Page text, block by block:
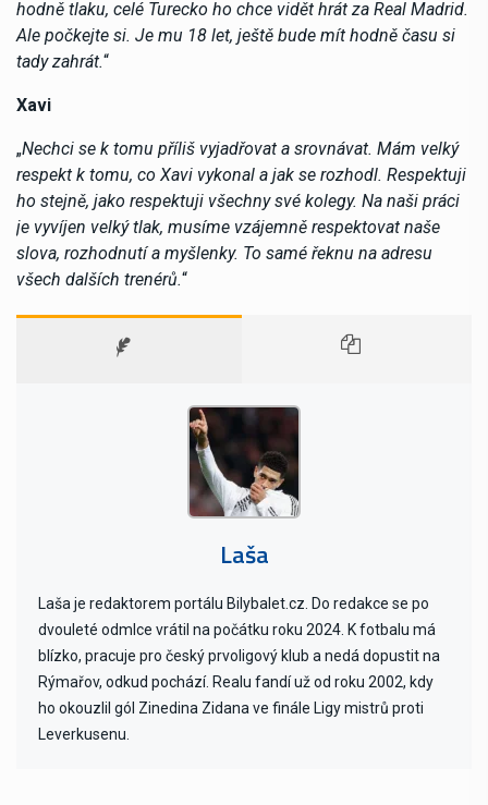
hodně tlaku, celé Turecko ho chce vidět hrát za Real Madrid.
Ale počkejte si. Je mu 18 let, ještě bude mít hodně času si
tady zahrát.“
Xavi
„Nechci se k tomu příliš vyjadřovat a srovnávat. Mám velký
respekt k tomu, co Xavi vykonal a jak se rozhodl. Respektuji
ho stejně, jako respektuji všechny své kolegy. Na naši práci
je vyvíjen velký tlak, musíme vzájemně respektovat naše
slova, rozhodnutí a myšlenky. To samé řeknu na adresu
všech dalších trenérů.“
Laša
Laša je redaktorem portálu Bilybalet.cz. Do redakce se po
dvouleté odmlce vrátil na počátku roku 2024. K fotbalu má
blízko, pracuje pro český prvoligový klub a nedá dopustit na
Rýmařov, odkud pochází. Realu fandí už od roku 2002, kdy
ho okouzlil gól Zinedina Zidana ve finále Ligy mistrů proti
Leverkusenu.